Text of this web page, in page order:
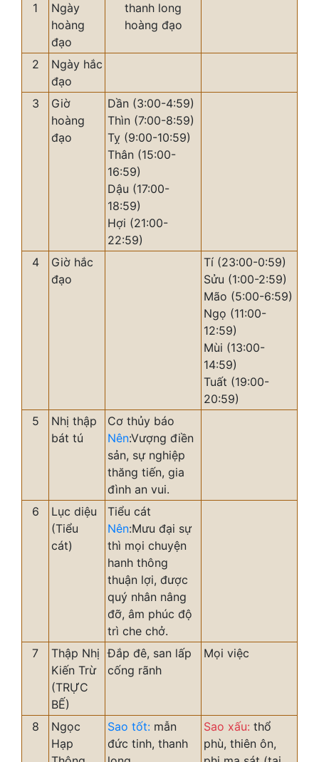
1
Ngày
hoàng
đạo
thanh long
hoàng đạo
2
Ngày hắc
đạo
3
Giờ
hoàng
đạo
Dần (3:00-4:59)
Thìn (7:00-8:59)
Tỵ (9:00-10:59)
Thân (15:00-
16:59)
Dậu (17:00-
18:59)
Hợi (21:00-
22:59)
4
Giờ hắc
đạo
Tí (23:00-0:59)
Sửu (1:00-2:59)
Mão (5:00-6:59)
Ngọ (11:00-
12:59)
Mùi (13:00-
14:59)
Tuất (19:00-
20:59)
5
Nhị thập
bát tú
Cơ thủy báo
Nên:Vượng điền
sản, sự nghiệp
thăng tiến, gia
đình an vui.
6
Lục diệu
(Tiểu
cát)
Tiểu cát
Nên:Mưu đại sự
thì mọi chuyện
hanh thông
thuận lợi, được
quý nhân nâng
đỡ, âm phúc độ
trì che chở.
7
Thập Nhị
Kiến Trừ
(TRỰC
BẾ)
Đắp đê, san lấp
cống rãnh
Mọi việc
8
Ngọc
Hạp
Sao tốt: mẫn
đức tinh, thanh
Sao xấu: thổ
phù, thiên ôn,